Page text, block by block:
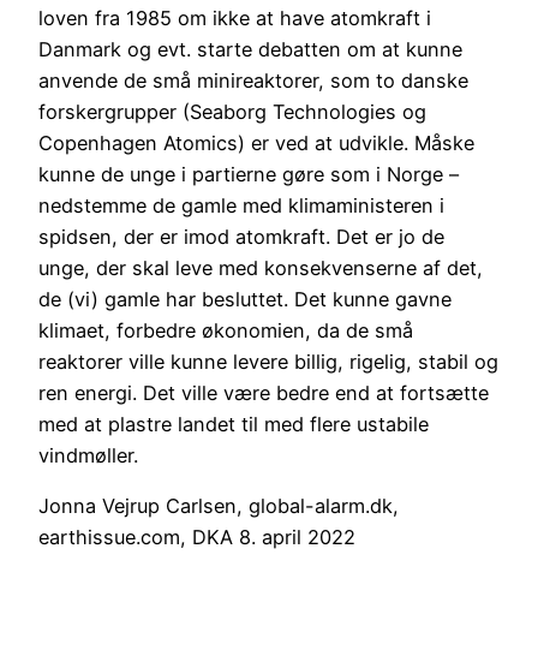
loven fra 1985 om ikke at have atomkraft i
Danmark og evt. starte debatten om at kunne
anvende de små minireaktorer, som to danske
forskergrupper (Seaborg Technologies og
Copenhagen Atomics) er ved at udvikle. Måske
kunne de unge i partierne gøre som i Norge –
nedstemme de gamle med klimaministeren i
spidsen, der er imod atomkraft. Det er jo de
unge, der skal leve med konsekvenserne af det,
de (vi) gamle har besluttet. Det kunne gavne
klimaet, forbedre økonomien, da de små
reaktorer ville kunne levere billig, rigelig, stabil og
ren energi. Det ville være bedre end at fortsætte
med at plastre landet til med flere ustabile
vindmøller.
Jonna Vejrup Carlsen, global-alarm.dk,
earthissue.com, DKA 8. april 2022